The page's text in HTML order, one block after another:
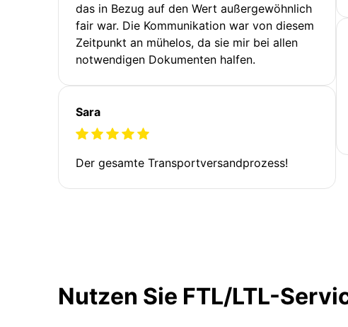
das in Bezug auf den Wert außergewöhnlich
fair war. Die Kommunikation war von diesem
Zeitpunkt an mühelos, da sie mir bei allen
notwendigen Dokumenten halfen.
Sara
Der gesamte Transportversandprozess!
Nutzen Sie FTL/LTL-